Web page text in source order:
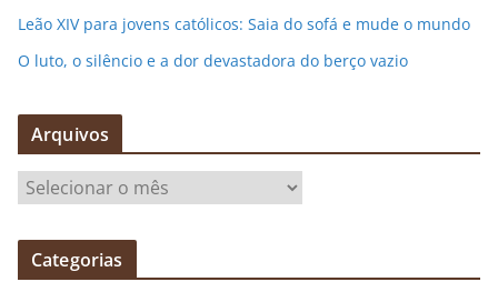
Leão XIV para jovens católicos: Saia do sofá e mude o mundo
O luto, o silêncio e a dor devastadora do berço vazio
Arquivos
q
Categorias